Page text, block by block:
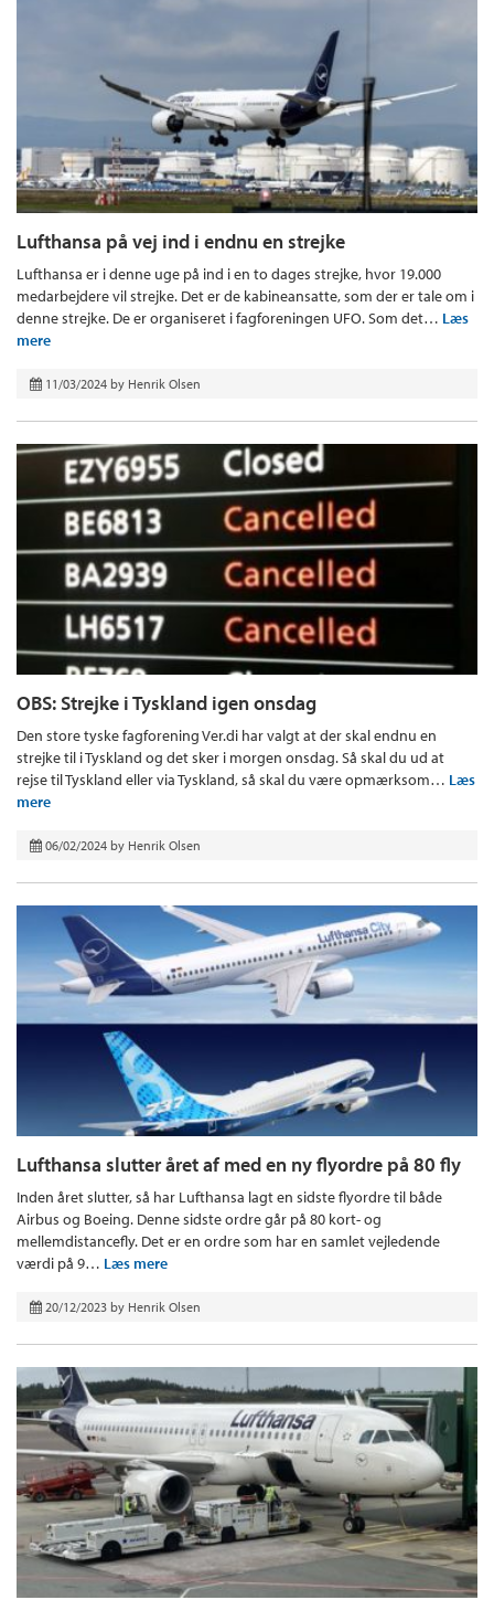
Lufthansa på vej ind i endnu en strejke
Lufthansa er i denne uge på ind i en to dages strejke, hvor 19.000
medarbejdere vil strejke. Det er de kabineansatte, som der er tale om i
denne strejke. De er organiseret i fagforeningen UFO. Som det… Læs
mere
11/03/2024 by Henrik Olsen
OBS: Strejke i Tyskland igen onsdag
Den store tyske fagforening Ver.di har valgt at der skal endnu en
strejke til i Tyskland og det sker i morgen onsdag. Så skal du ud at
rejse til Tyskland eller via Tyskland, så skal du være opmærksom… Læs
mere
06/02/2024 by Henrik Olsen
Lufthansa slutter året af med en ny flyordre på 80 fly
Inden året slutter, så har Lufthansa lagt en sidste flyordre til både
Airbus og Boeing. Denne sidste ordre går på 80 kort- og
mellemdistancefly. Det er en ordre som har en samlet vejledende
værdi på 9… Læs mere
20/12/2023 by Henrik Olsen